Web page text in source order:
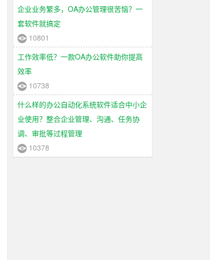
企业业务繁多，OA办公管理很苦恼？一
套软件就搞定
10801
工作效率低？一款OA办公软件助你提高
效率
10738
什么样的办公自动化系统软件适合中小企
业使用？整合企业管理、沟通、任务协
调、审批等过程管理
10378